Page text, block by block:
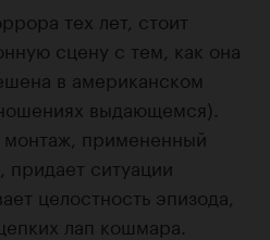
тех лет, стоит
сцену с тем, как она
в американском
выдающемся).
монтаж, примененный
ситуации
целостность эпизода,
лап кошмара.